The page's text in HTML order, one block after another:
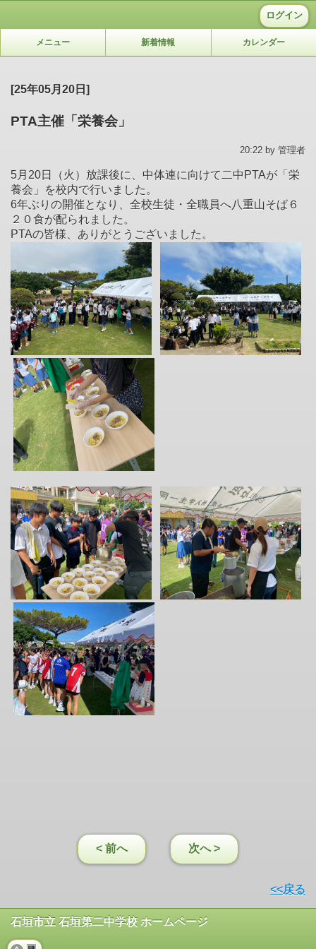
ログイン
メニュー 新着情報 カレンダー
[25年05月20日]
PTA主催「栄養会」
20:22 by 管理者
5月20日（火）放課後に、中体連に向けて二中PTAが「栄
養会」を校内で行いました。
6年ぶりの開催となり、全校生徒・全職員へ八重山そば６
２０食が配られました。
PTAの皆様、ありがとうございました。
< 前へ 次へ >
<<戻る
石垣市立 石垣第二中学校 ホームページ